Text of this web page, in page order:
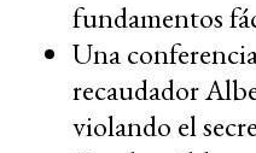
fundamentos
Una
recaudador
violando el